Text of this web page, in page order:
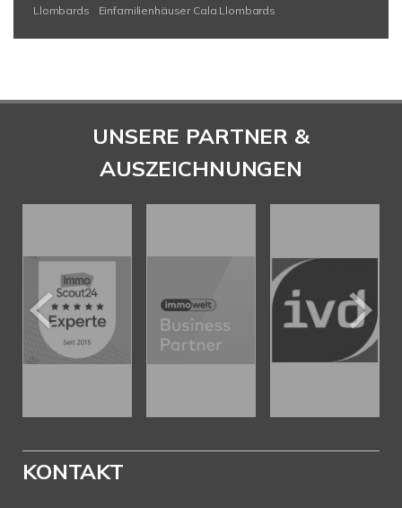
Llombards
Einfamilienhäuser Cala Llombards
UNSERE PARTNER &
AUSZEICHNUNGEN
KONTAKT